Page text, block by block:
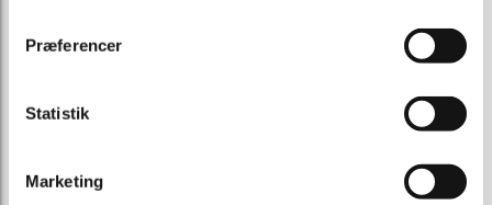
Præferencer
Statistik
Marketing